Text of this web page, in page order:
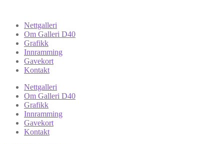
Nettgalleri
Om Galleri D40
Grafikk
Innramming
Gavekort
Kontakt
Nettgalleri
Om Galleri D40
Grafikk
Innramming
Gavekort
Kontakt